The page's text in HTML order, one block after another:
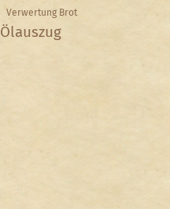
Verwertung Brot
Ölauszug